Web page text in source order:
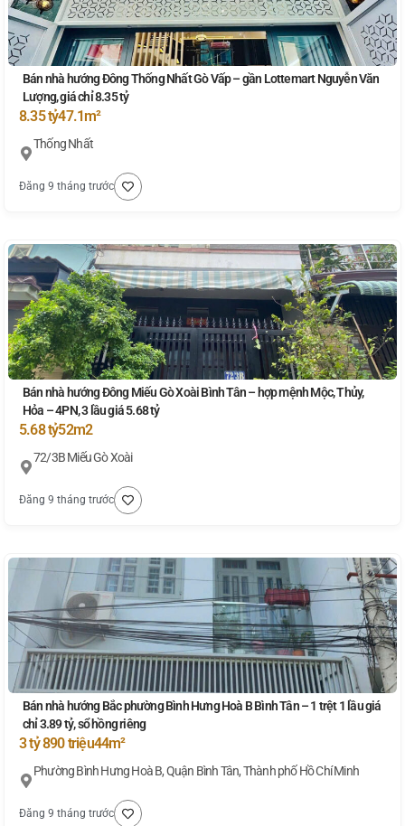
Bán nhà hướng Đông Thống Nhất Gò Vấp – gần Lottemart Nguyễn Văn
Lượng, giá chỉ 8.35 tỷ
8.35 tỷ47.1m²
Thống Nhất
Đăng 9 tháng trước
Bán nhà hướng Đông Miếu Gò Xoài Bình Tân – hợp mệnh Mộc, Thủy,
Hỏa – 4PN, 3 lầu giá 5.68 tỷ
5.68 tỷ52m2
72/3B Miếu Gò Xoài
Đăng 9 tháng trước
Bán nhà hướng Bắc phường Bình Hưng Hoà B Bình Tân – 1 trệt 1 lầu giá
chỉ 3.89 tỷ, sổ hồng riêng
3 tỷ 890 triệu44m²
Phường Bình Hưng Hoà B, Quận Bình Tân, Thành phố Hồ Chí Minh
Đăng 9 tháng trước